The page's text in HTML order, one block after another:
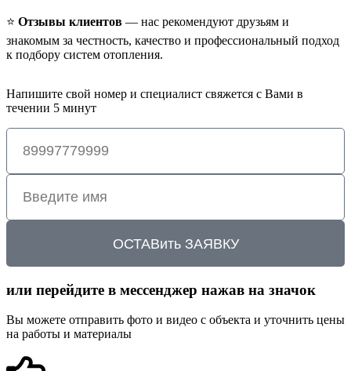
⭐ Отзывы клиентов — нас рекомендуют друзьям и
знакомым за честность, качество и профессиональный подход
к подбору систем отопления.
Напишите свой номер и специалист свяжется с Вами в
течении 5 минут
ОСТАВить ЗАЯВКУ
или перейдите в мессенджер нажав на значок
Вы можете отправить фото и видео с объекта и уточнить цены
на работы и материалы